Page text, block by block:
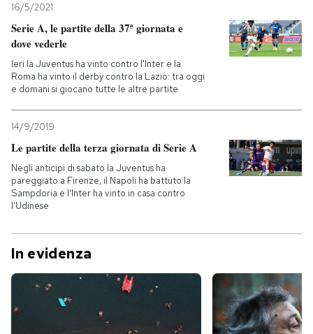
16/5/2021
Serie A, le partite della 37ª giornata e
dove vederle
Ieri la Juventus ha vinto contro l'Inter e la
Roma ha vinto il derby contro la Lazio: tra oggi
e domani si giocano tutte le altre partite
14/9/2019
Le partite della terza giornata di Serie A
Negli anticipi di sabato la Juventus ha
pareggiato a Firenze, il Napoli ha battuto la
Sampdoria e l'Inter ha vinto in casa contro
l'Udinese
In evidenza